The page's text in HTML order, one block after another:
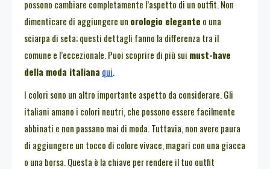
possono cambiare completamente l’aspetto di un outfit. Non
dimenticare di aggiungere un orologio elegante o una
sciarpa di seta; questi dettagli fanno la differenza tra il
comune e l’eccezionale. Puoi scoprire di più sui must-have
della moda italiana qui.
I colori sono un altro importante aspetto da considerare. Gli
italiani amano i colori neutri, che possono essere facilmente
abbinati e non passano mai di moda. Tuttavia, non avere paura
di aggiungere un tocco di colore vivace, magari con una giacca
o una borsa. Questa è la chiave per rendere il tuo outfit